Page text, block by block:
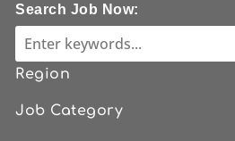
Search Job Now:
Region
Job Category